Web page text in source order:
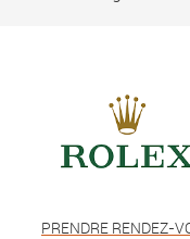
PRENDRE RENDEZ-